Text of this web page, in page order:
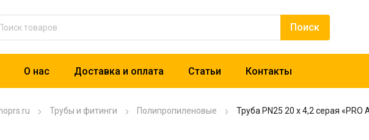
О нас Доставка и оплата Статьи Контакты
Трубы и фитинги Полипропиленовые Труба PN25 20 x 4,2 серая